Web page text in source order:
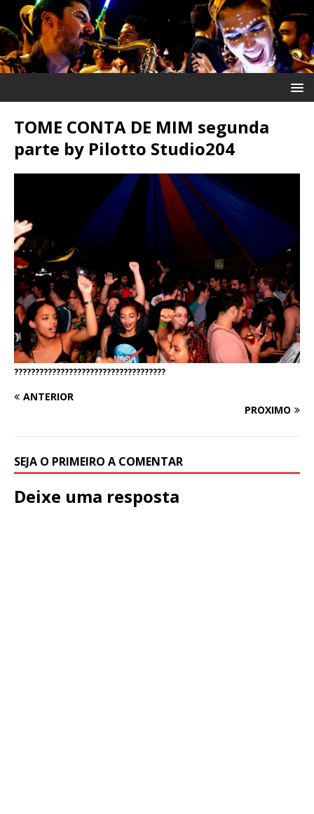
TOME CONTA DE MIM segunda
parte by Pilotto Studio204
????????????????????????????????????
ANTERIOR
PRÓXIMO
SEJA O PRIMEIRO A COMENTAR
Deixe uma resposta